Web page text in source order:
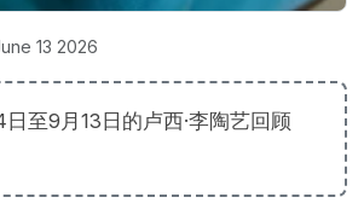
13 2026
至9月13日的卢西·李陶艺回顾